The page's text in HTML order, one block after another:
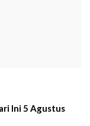
Ini 5 Agustus